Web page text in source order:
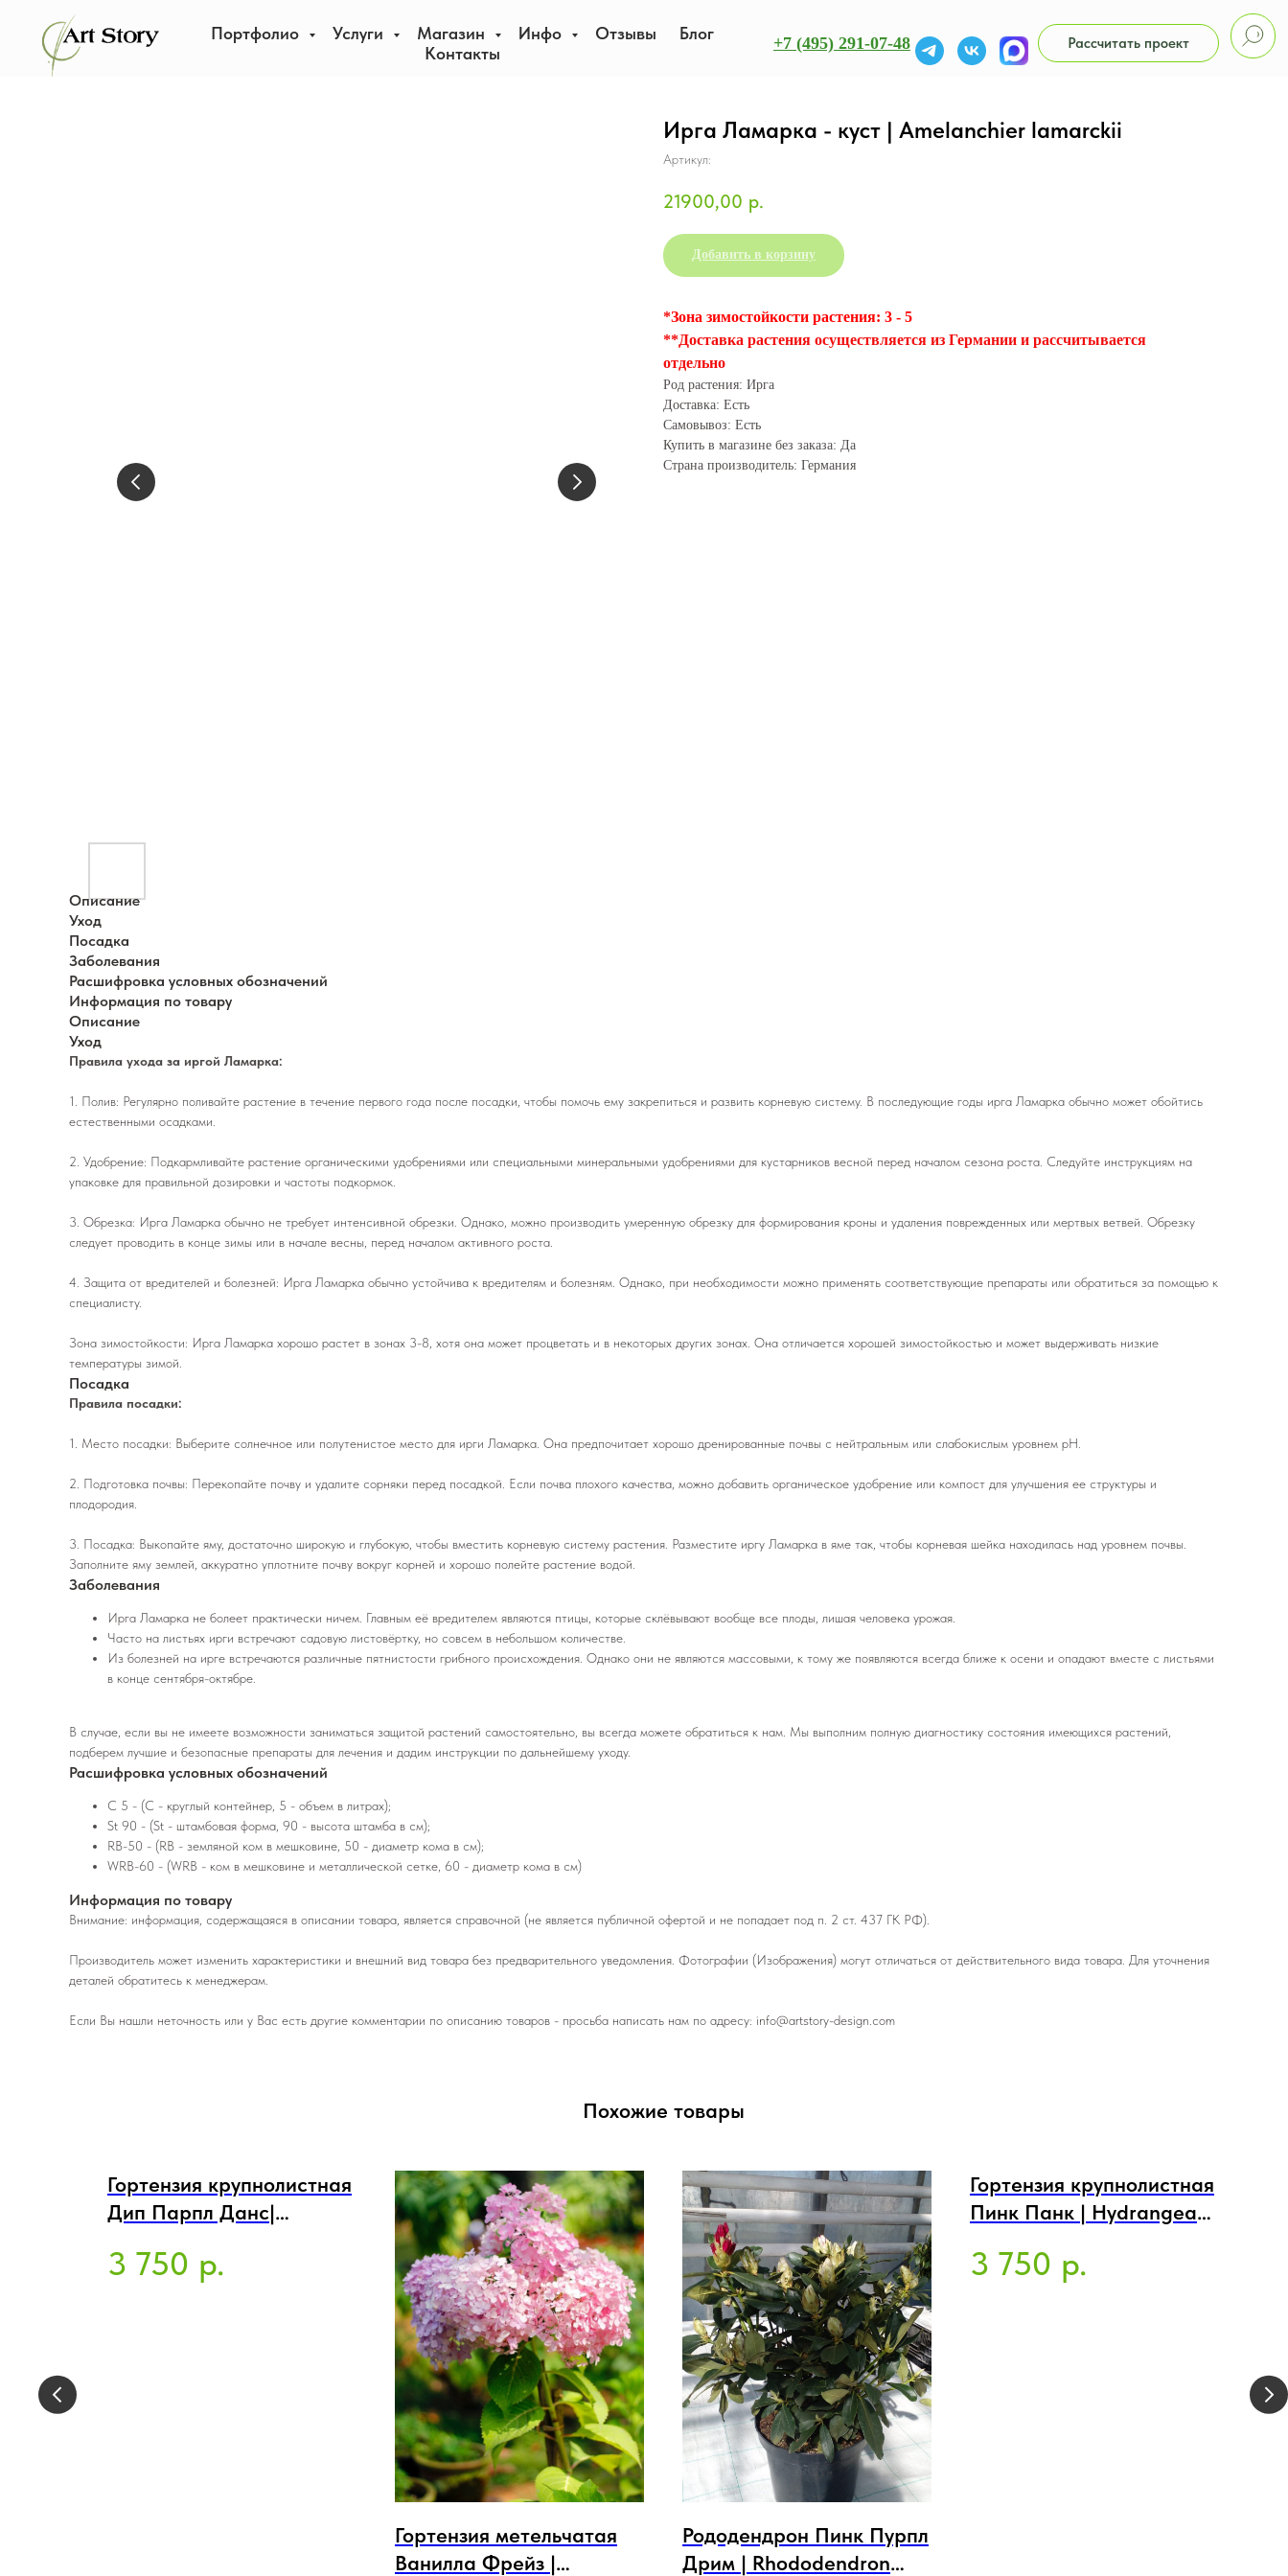
Портфолио Услуги Магазин Инфо Отзывы
Блог
Контакты
+7 (495) 291-07-48 Рассчитать проект
Ирга Ламарка - куст | Amelanchier lamarckii
Артикул:
21900,00 р.
Добавить в корзину
*Зона зимостойкости растения: 3 - 5
**Доставка растения осуществляется из Германии и рассчитывается
отдельно
Род растения: Ирга
Доставка: Есть
Самовывоз: Есть
Купить в магазине без заказа: Да
Страна производитель: Германия
Описание
Уход
Посадка
Заболевания
Расшифровка условных обозначений
Информация по товару
Описание
Уход
Правила ухода за иргой Ламарка:
1. Полив: Регулярно поливайте растение в течение первого года после посадки, чтобы помочь ему закрепиться и развить корневую систему. В последующие годы ирга Ламарка обычно может обойтись
естественными осадками.
2. Удобрение: Подкармливайте растение органическими удобрениями или специальными минеральными удобрениями для кустарников весной перед началом сезона роста. Следуйте инструкциям на
упаковке для правильной дозировки и частоты подкормок.
3. Обрезка: Ирга Ламарка обычно не требует интенсивной обрезки. Однако, можно производить умеренную обрезку для формирования кроны и удаления поврежденных или мертвых ветвей. Обрезку
следует проводить в конце зимы или в начале весны, перед началом активного роста.
4. Защита от вредителей и болезней: Ирга Ламарка обычно устойчива к вредителям и болезням. Однако, при необходимости можно применять соответствующие препараты или обратиться за помощью к
специалисту.
Зона зимостойкости: Ирга Ламарка хорошо растет в зонах 3-8, хотя она может процветать и в некоторых других зонах. Она отличается хорошей зимостойкостью и может выдерживать низкие
температуры зимой.
Посадка
Правила посадки:
1. Место посадки: Выберите солнечное или полутенистое место для ирги Ламарка. Она предпочитает хорошо дренированные почвы с нейтральным или слабокислым уровнем pH.
2. Подготовка почвы: Перекопайте почву и удалите сорняки перед посадкой. Если почва плохого качества, можно добавить органическое удобрение или компост для улучшения ее структуры и
плодородия.
3. Посадка: Выкопайте яму, достаточно широкую и глубокую, чтобы вместить корневую систему растения. Разместите иргу Ламарка в яме так, чтобы корневая шейка находилась над уровнем почвы.
Заполните яму землей, аккуратно уплотните почву вокруг корней и хорошо полейте растение водой.
Заболевания
Ирга Ламарка не болеет практически ничем. Главным её вредителем являются птицы, которые склёвывают вообще все плоды, лишая человека урожая.
Часто на листьях ирги встречают садовую листовёртку, но совсем в небольшом количестве.
Из болезней на ирге встречаются различные пятнистости грибного происхождения. Однако они не являются массовыми, к тому же появляются всегда ближе к осени и опадают вместе с листьями
в конце сентября-октябре.
В случае, если вы не имеете возможности заниматься защитой растений самостоятельно, вы всегда можете обратиться к нам. Мы выполним полную диагностику состояния имеющихся растений,
подберем лучшие и безопасные препараты для лечения и дадим инструкции по дальнейшему уходу.
Расшифровка условных обозначений
C 5 - (C - круглый контейнер, 5 - объем в литрах);
St 90 - (St - штамбовая форма, 90 - высота штамба в см);
RB-50 - (RB - земляной ком в мешковине, 50 - диаметр кома в см);
WRB-60 - (WRB - ком в мешковине и металлической сетке, 60 - диаметр кома в см)
Информация по товару
Внимание: информация, содержащаяся в описании товара, является справочной (не является публичной офертой и не попадает под п. 2 ст. 437 ГК РФ).
Производитель может изменить характеристики и внешний вид товара без предварительного уведомления. Фотографии (Изображения) могут отличаться от действительного вида товара. Для уточнения
деталей обратитесь к менеджерам.
Если Вы нашли неточность или у Вас есть другие комментарии по описанию товаров - просьба написать нам по адресу: info@artstory-design.com
Похожие товары
Гортензия крупнолистная
Дип Парпл Данс|
Deep Purple Dance
3 750 р.
Гортензия метельчатая
Ванилла Фрейз |
Рододендрон Пинк Пурпл
Дрим | Rhododendron
Гортензия крупнолистная
Пинк Панк | Hydrangea
3 750 р.